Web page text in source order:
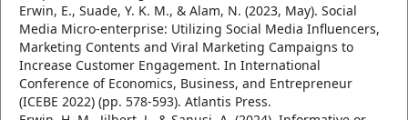
Erwin, E., Suade, Y. K. M., & Alam, N. (2023, May). Social
Media Micro-enterprise: Utilizing Social Media Influencers,
Marketing Contents and Viral Marketing Campaigns to
Increase Customer Engagement. In International
Conference of Economics, Business, and Entrepreneur
(ICEBE 2022) (pp. 578-593). Atlantis Press.